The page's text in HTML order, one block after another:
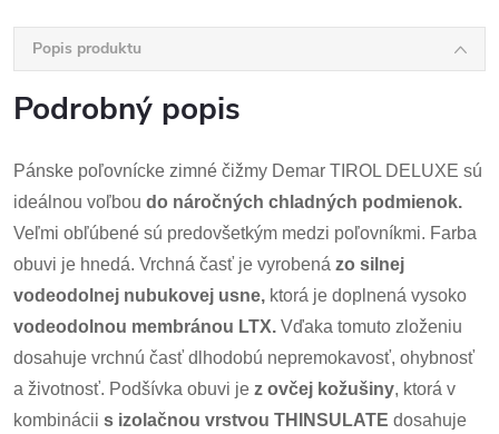
Popis produktu
Podrobný popis
Pánske poľovnícke zimné čižmy Demar TIROL DELUXE sú
ideálnou voľbou do náročných chladných podmienok.
Veľmi obľúbené sú predovšetkým medzi poľovníkmi. Farba
obuvi je hnedá. Vrchná časť je vyrobená zo silnej
vodeodolnej nubukovej usne, ktorá je doplnená vysoko
vodeodolnou membránou LTX. Vďaka tomuto zloženiu
dosahuje vrchnú časť dlhodobú nepremokavosť, ohybnosť
a životnosť. Podšívka obuvi je z ovčej kožušiny, ktorá v
kombinácii s izolačnou vrstvou THINSULATE dosahuje